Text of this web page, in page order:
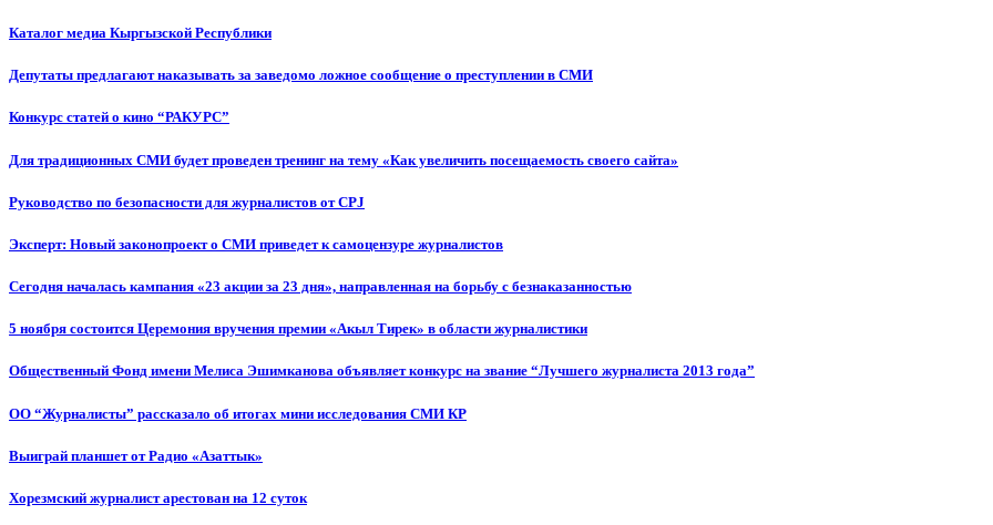
Каталог медиа Кыргызской Республики
Депутаты предлагают наказывать за заведомо ложное сообщение о преступлении в СМИ
Конкурс статей о кино “РАКУРС”
Для традиционных СМИ будет проведен тренинг на тему «Как увеличить посещаемость своего сайта»
Руководство по безопасности для журналистов от CPJ
Эксперт: Новый законопроект о СМИ приведет к самоцензуре журналистов
Сегодня началась кампания «23 акции за 23 дня», направленная на борьбу с безнаказанностью
5 ноября состоится Церемония вручения премии «Акыл Тирек» в области журналистики
Общественный Фонд имени Мелиса Эшимканова объявляет конкурс на звание “Лучшего журналиста 2013 года”
ОО “Журналисты” рассказало об итогах мини исследования СМИ КР
Выиграй планшет от Радио «Азаттык»
Хорезмский журналист арестован на 12 суток